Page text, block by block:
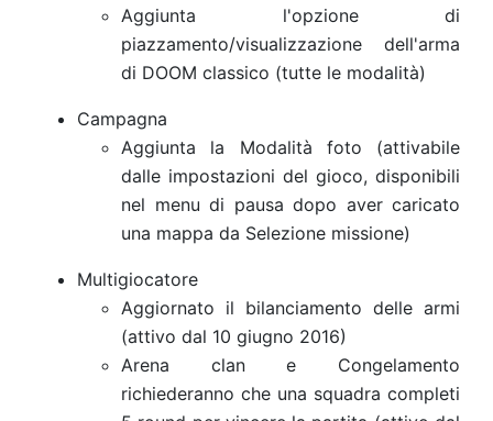
Aggiunta l'opzione di
piazzamento/visualizzazione dell'arma
di DOOM classico (tutte le modalità)
Campagna
Aggiunta la Modalità foto (attivabile
dalle impostazioni del gioco, disponibili
nel menu di pausa dopo aver caricato
una mappa da Selezione missione)
Multigiocatore
Aggiornato il bilanciamento delle armi
(attivo dal 10 giugno 2016)
Arena clan e Congelamento
richiederanno che una squadra completi